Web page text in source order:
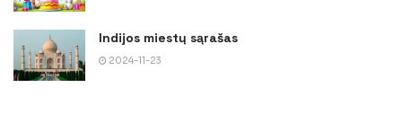
Indijos miestų sąrašas
2024-11-23